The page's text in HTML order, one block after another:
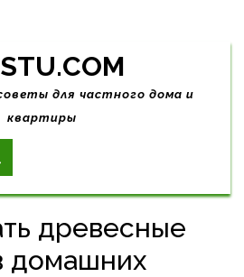
для частного дома и
квартиры
древесные
домашних